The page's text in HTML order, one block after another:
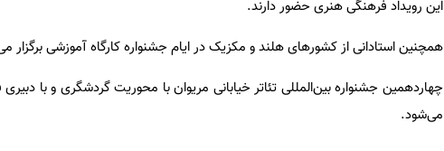
این رویداد فرهنگی هنری حضور دارند.
همچنین استادانی از کشورهای هلند و مکزیک در ایام جشنواره کارگاه آموزشی برگزار
چهاردهمین جشنواره بین‌المللی تئاتر خیابانی مریوان با محوریت گردشگری و با دبیری
می‌شود.